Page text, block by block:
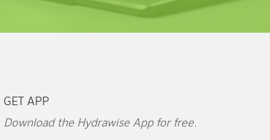
GET APP
Download the Hydrawise App for free.